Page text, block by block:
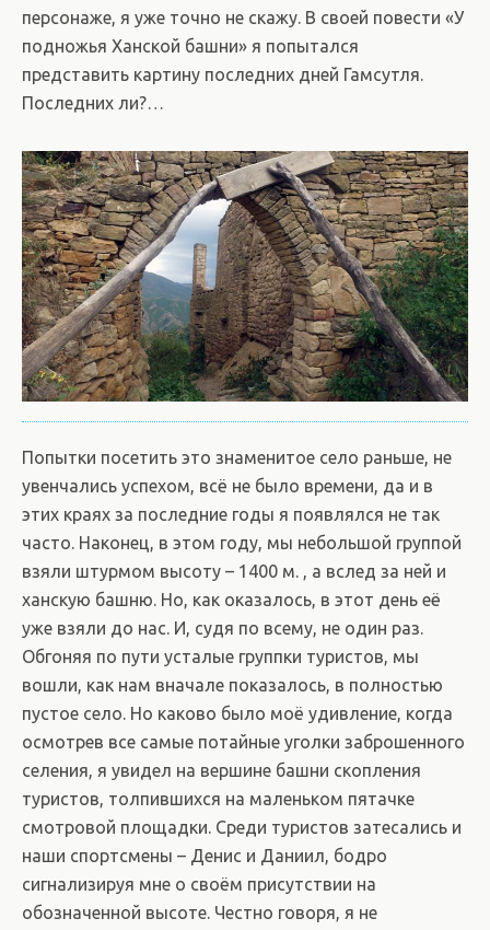
персонаже, я уже точно не скажу. В своей повести «У
подножья Ханской башни» я попытался
представить картину последних дней Гамсутля.
Последних ли?…
Попытки посетить это знаменитое село раньше, не
увенчались успехом, всё не было времени, да и в
этих краях за последние годы я появлялся не так
часто. Наконец, в этом году, мы небольшой группой
взяли штурмом высоту – 1400 м. , а вслед за ней и
ханскую башню. Но, как оказалось, в этот день её
уже взяли до нас. И, судя по всему, не один раз.
Обгоняя по пути усталые группки туристов, мы
вошли, как нам вначале показалось, в полностью
пустое село. Но каково было моё удивление, когда
осмотрев все самые потайные уголки заброшенного
селения, я увидел на вершине башни скопления
туристов, толпившихся на маленьком пятачке
смотровой площадки. Среди туристов затесались и
наши спортсмены – Денис и Даниил, бодро
сигнализируя мне о своём присутствии на
обозначенной высоте. Честно говоря, я не